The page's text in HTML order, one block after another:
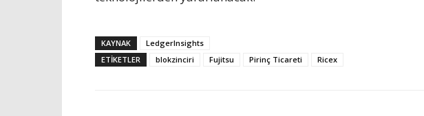
KAYNAK
LedgerInsights
ETIKETLER
blokzinciri Fujitsu Pirinç Ticareti Ricex